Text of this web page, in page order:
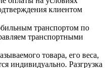
клиентом
транспортом по
транспортными
товара, его веса,
индивидуально. Разгрузка